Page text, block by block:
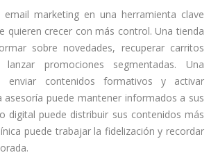
email marketing en una herramienta clave
quieren crecer con más control. Una tienda
sobre novedades, recuperar carritos
promociones segmentadas. Una
enviar contenidos formativos y activar
asesoría puede mantener informados a sus
digital puede distribuir sus contenidos más
puede trabajar la fidelización y recordar